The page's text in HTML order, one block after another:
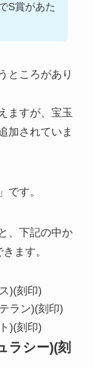
S賞があた
ところがあり
ますが、宝玉
加されていま
です。
、下記の中か
ます。
)(刻印)
ラン)(刻印)
)(刻印)
ラシー)(刻